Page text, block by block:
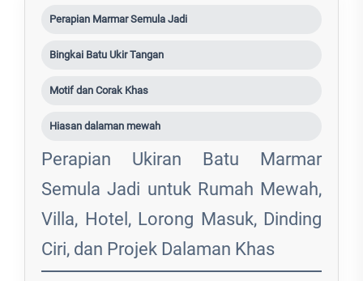
Perapian Marmar Semula Jadi
Bingkai Batu Ukir Tangan
Motif dan Corak Khas
Hiasan dalaman mewah
Perapian Ukiran Batu Marmar
Semula Jadi untuk Rumah Mewah,
Villa, Hotel, Lorong Masuk, Dinding
Ciri, dan Projek Dalaman Khas